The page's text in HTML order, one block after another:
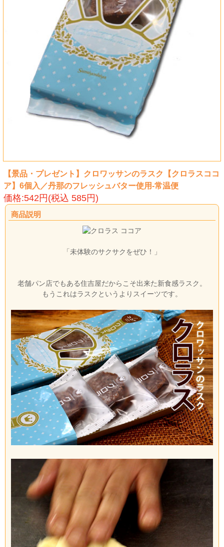
【景品・プレゼント】クロワッサンのラスク【クロラスココ
ア】6個入／丹那のフレッシュバター使用-常温便
価格:542円(税込 585円)
商品説明
「未体験のサクサクをぜひ！」
老舗パン店でもある住吉屋だからこそ出来た新食感ラスク。
もうこれはラスクというよりスイーツです。